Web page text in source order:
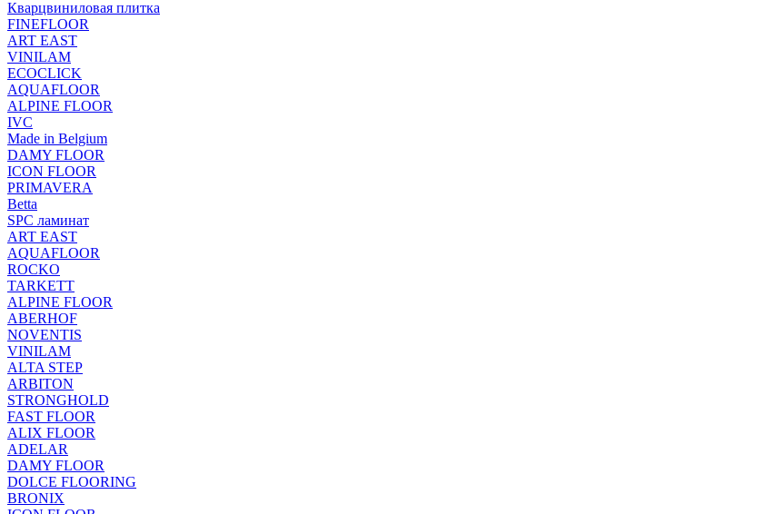
Кварцвиниловая плитка
FINEFLOOR
ART EAST
VINILAM
ECOCLICK
AQUAFLOOR
ALPINE FLOOR
IVC
Made in Belgium
DAMY FLOOR
ICON FLOOR
PRIMAVERA
Betta
SPC ламинат
ART EAST
AQUAFLOOR
ROCKO
TARKETT
ALPINE FLOOR
ABERHOF
NOVENTIS
VINILAM
ALTA STEP
ARBITON
STRONGHOLD
FAST FLOOR
ALIX FLOOR
ADELAR
DAMY FLOOR
DOLCE FLOORING
BRONIX